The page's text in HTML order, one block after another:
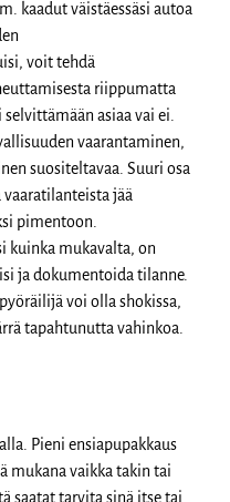
kaadut väistäessäsi autoa
voit tehdä
riippumatta
asiaa vai ei.
vaarantaminen,
suositeltavaa. Suuri osa
jää
pimentoon.
kuinka mukavalta, on
ja dokumentoida tilanne.
voi olla shokissa,
tapahtunutta vahinkoa.
Pieni ensiapupakkaus
mukana vaikka takin tai
saatat tarvita sinä itse tai